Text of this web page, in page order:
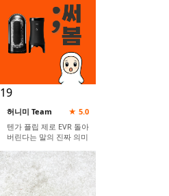
19
허니미 Team
★ 5.0
텐가 플립 제로 EVR 돌아
버린다는 말의 진짜 의미